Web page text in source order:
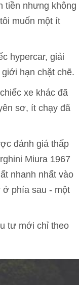
tiền nhưng không
muốn một ít
hypercar, giải
hạn chặt chẽ.
xe khác đã
sơ, ít chạy đã
đánh giá thấp
Miura 1967
nhanh nhất vào
ở phía sau - một
tư mới chỉ theo